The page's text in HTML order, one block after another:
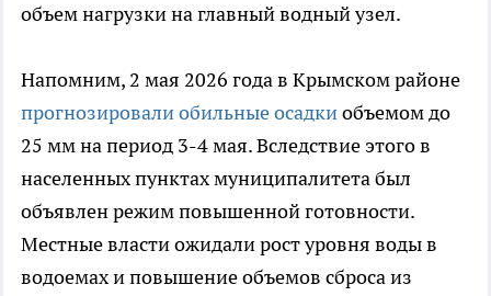
объем нагрузки на главный водный узел.
Напомним, 2 мая 2026 года в Крымском районе
прогнозировали обильные осадкиобъемом до
25 мм на период 3-4 мая. Вследствие этого в
населенных пунктах муниципалитета был
объявлен режим повышенной готовности.
Местные власти ожидали рост уровня воды в
водоемах и повышение объемов сброса из